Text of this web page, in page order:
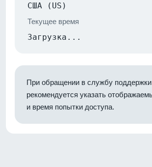
США (US)
Текущее время
Загрузка...
При обращении в службу поддержки
рекомендуется указать
и время попытки доступа.